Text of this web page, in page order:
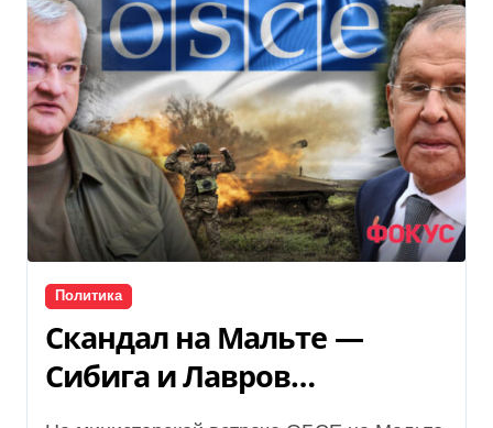
Политика
Скандал на Мальте —
Сибига и Лавров
выступали на одном